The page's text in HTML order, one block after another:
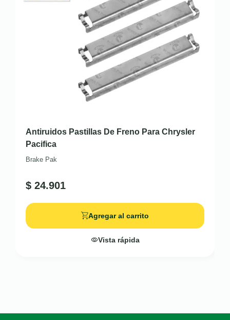
Antiruidos Pastillas De Freno Para Chrysler
Pacifica
Brake Pak
$ 24.901
Agregar al carrito
Vista rápida